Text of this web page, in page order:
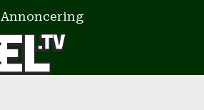
Annoncering